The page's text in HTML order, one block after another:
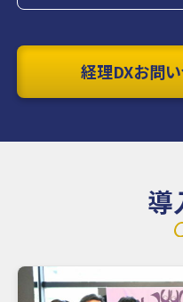
経理DXお問
導